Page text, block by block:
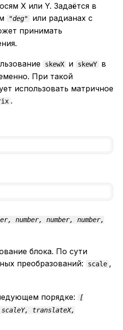
X или Y. Задаётся в
"deg"
или радианах с
принимать
skewX и skewY
в
При такой
использовать матричное
.
number, number, number,
блока. По сути
преобразований:
scale ,
порядке:
[
scaleY, translateX,